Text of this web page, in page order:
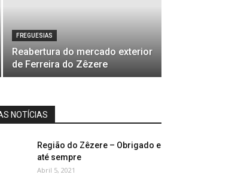
FREGUESIAS
Reabertura do mercado exterior
de Ferreira do Zêzere
NOTÍCIAS
Região do Zêzere – Obrigado e
até sempre
Abril 5, 2021